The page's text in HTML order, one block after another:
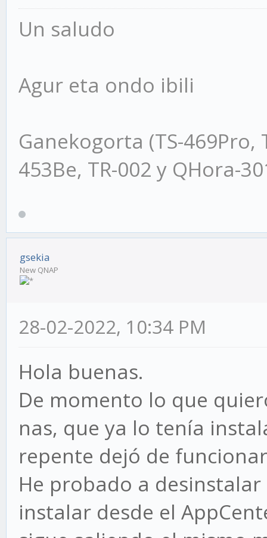
Un saludo
Agur eta ondo ibili
Ganekogorta (TS-469Pro,
453Be, TR-002 y QHora-
gsekia
New QNAP
28-02-2022, 10:34 PM
Hola buenas.
De momento lo que
nas, que ya lo tenía
repente dejó de
He probado a
instalar desde el